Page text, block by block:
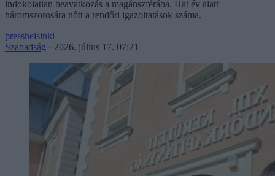
indokolatlan beavatkozás a magánszférába. Hat év alatt
háromszorosára nőtt a rendőri igazoltatások száma.
presshelsinki
Szabadság · 2026. július 17. 07:21